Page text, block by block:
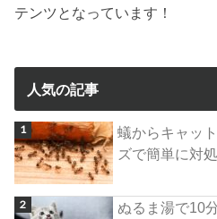
テンツとなっています！
人気の記事
蟻からキャッ
ズで簡単に対
ぬるま湯で10